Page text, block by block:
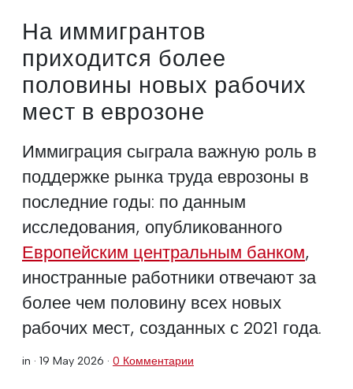
На иммигрантов
приходится более
половины новых рабочих
мест в еврозоне
Иммиграция сыграла важную роль в
поддержке рынка труда еврозоны в
последние годы: по данным
исследования, опубликованного
Европейским центральным банком,
иностранные работники отвечают за
более чем половину всех новых
рабочих мест, созданных с 2021 года.
in · 19 May 2026 · 0 Комментарии